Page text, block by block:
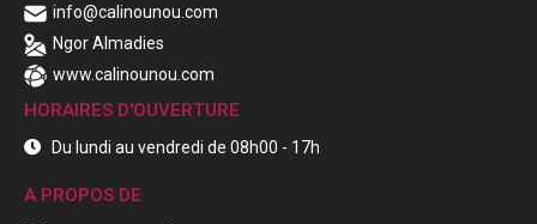
info@calinounou.com
Ngor Almadies
www.calinounou.com
HORAIRES D'OUVERTURE
Du lundi au vendredi de 08h00 - 17h
A PROPOS DE